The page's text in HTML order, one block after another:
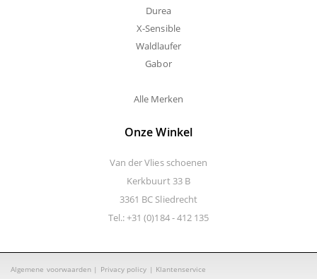
Durea
X-Sensible
Waldlaufer
Gabor
Alle Merken
Onze Winkel
Van der Vlies schoenen
Kerkbuurt 33 B
3361 BC Sliedrecht
Tel.: +31 (0)184 - 412 135
Algemene voorwaarden | Privacy policy | Klantenservice